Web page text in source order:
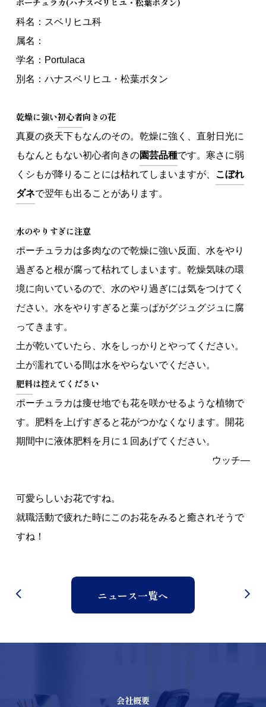
© 2024 J CAREER
科名：スベリヒユ科
属名：
学名：Portulaca
別名：ハナスベリヒユ・松葉ボタン
乾燥に強い初心者向きの花
真夏の炎天下もなんのその。乾燥に強く、直射日光に
もなんともない初心者向きの園芸品種です。寒さに弱
くシもが降りることには枯れてしまいますが、 こぼれ
ダネで翌年も出ることがあります。
水のやりすぎに注意
ポーチュラカは多肉なので乾燥に強い反面、水をやり
過ぎると根が腐って枯れてしまいます。乾燥気味の環
境に向いているので、水のやり過ぎには気をつけてく
ださい。水をやりすぎると葉っぱがグジュグジュに腐
ってきます。
土が乾いていたら、水をしっかりとやってください。
土が濡れている間は水をやらないでください。
肥料は控えてください
ポーチュラカは痩せ地でも花を咲かせるような植物で
す。肥料を上げすぎると花がつかなくなります。開花
期間中に液体肥料を月に１回あげてください。
ウッチ―
可愛らしいお花ですね。
就職活動で疲れた時にこのお花をみると癒されそうで
すね！
ニュース一覧へ
会社概要